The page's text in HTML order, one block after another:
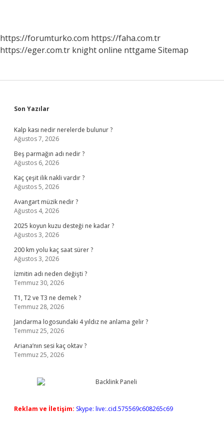
Ne
Yapmak
https://forumturko.com https://faha.com.tr
https://eger.com.tr knight online nttgame Sitemap
Sidebar
Son Yazılar
Kalp kası nedir nerelerde bulunur ?
Ağustos 7, 2026
Beş parmağın adı nedir ?
Ağustos 6, 2026
Kaç çeşit ilik nakli vardır ?
Ağustos 5, 2026
Avangart müzik nedir ?
Ağustos 4, 2026
2025 koyun kuzu desteği ne kadar ?
Ağustos 3, 2026
200 km yolu kaç saat sürer ?
Ağustos 3, 2026
İzmitin adı neden değişti ?
Temmuz 30, 2026
T1, T2 ve T3 ne demek ?
Temmuz 28, 2026
Jandarma logosundaki 4 yıldız ne anlama gelir ?
Temmuz 25, 2026
Ariana’nın sesi kaç oktav ?
Temmuz 25, 2026
Reklam ve İletişim: Skype: live:.cid.575569c608265c69